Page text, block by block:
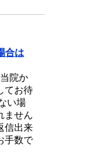
合は
院か
てお待
い場
ません
信出来
手数で